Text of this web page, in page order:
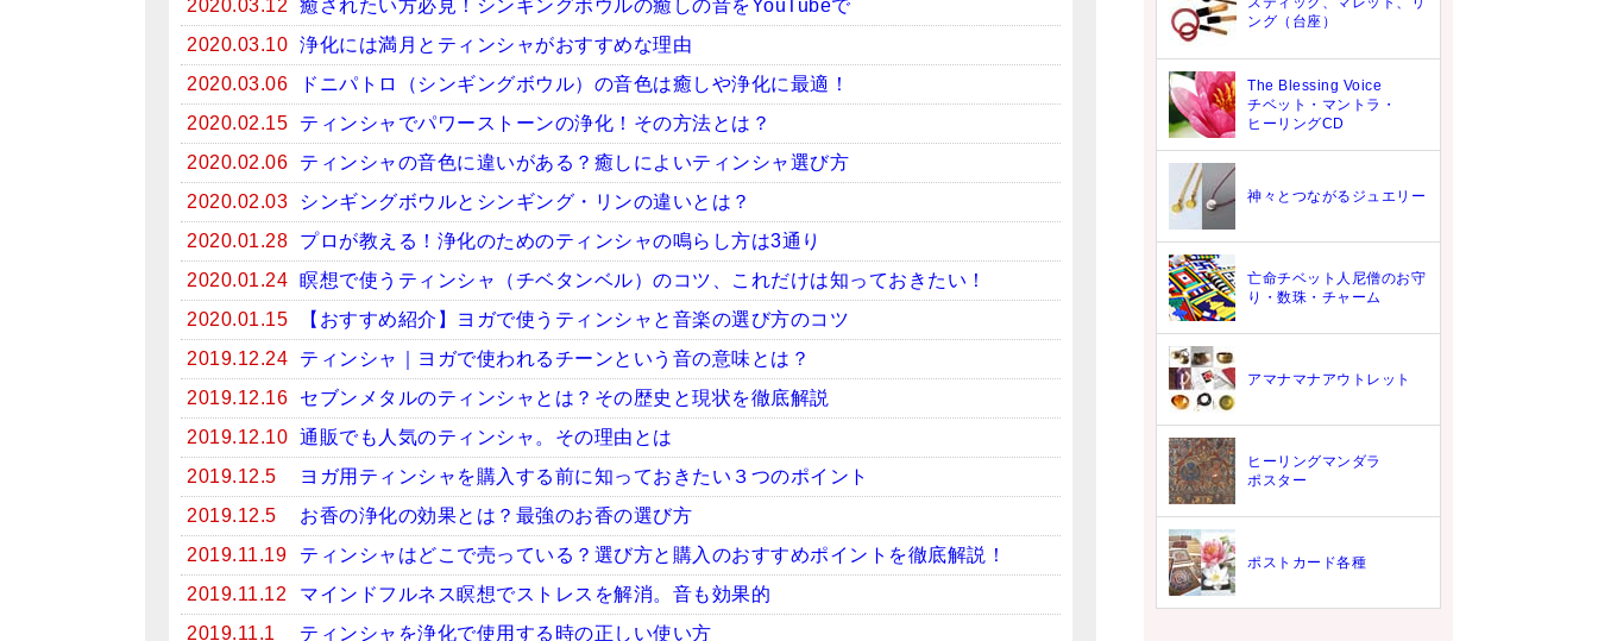
2020.03.12
癒されたい方必見！シンギングボウルの癒しの音をYouTubeで
2020.03.10 浄化には満月とティンシャがおすすめな理由
2020.03.06
ドニパトロ（シンギングボウル）の音色は癒しや浄化に最適！
2020.02.15
ティンシャでパワーストーンの浄化！その方法とは？
2020.02.06
ティンシャの音色に違いがある？癒しによいティンシャ選び方
2020.02.03
シンギングボウルとシンギング・リンの違いとは？
2020.01.28
プロが教える！浄化のためのティンシャの鳴らし方は3通り
2020.01.24 瞑想で使うティンシャ（チベタンベル）のコツ、これだけは知っておきたい！
2020.01.15
【おすすめ紹介】ヨガで使うティンシャと音楽の選び方のコツ
2019.12.24
ティンシャ｜ヨガで使われるチーンという音の意味とは？
2019.12.16
セブンメタルのティンシャとは？その歴史と現状を徹底解説
2019.12.10 通販でも人気のティンシャ。その理由とは
2019.12.5
ヨガ用ティンシャを購入する前に知っておきたい３つのポイント
2019.12.5
お香の浄化の効果とは？最強のお香の選び方
2019.11.19
ティンシャはどこで売っている？選び方と購入のおすすめポイントを徹底解説！
2019.11.12
マインドフルネス瞑想でストレスを解消。音も効果的
2019.11.1
ティンシャを浄化で使用する時の正しい使い方
ング（台座）
The Blessing Voice
チベット・マントラ・
ヒーリングCD
神々とつながるジュエリー
亡命チベット人尼僧のお守
り・数珠・チャーム
アマナマナアウトレット
ヒーリングマンダラ
ポスター
ポストカード各種